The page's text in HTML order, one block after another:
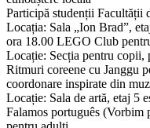
Participă studenții Facultății
Locația: Sala „Ion Brad”,
ora 18.00 LEGO Club
Locație: Secția pentru copii,
Ritmuri coreene cu Janggu
coordonare inspirate din
Locație: Sala de artă, etaj 5
Falamos português (Vorbim